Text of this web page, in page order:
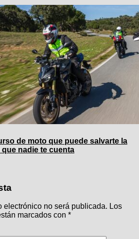
de moto que puede salvarte la
nadie te cuenta
electrónico no será publicada. Los
marcados con *